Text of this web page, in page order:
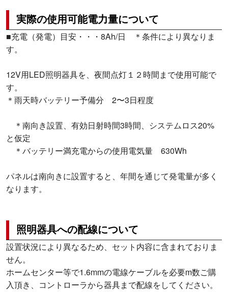
実際の使用可能電力量について
■充電（発電）目安・・・8Ah/日 ＊条件により異なりま
す。
12V用LED照明器具を、夜間点灯１２時間まで使用可能で
す。
＊雨天時バッテリー予備分 2〜3日程度
＊南向き設置、有効日射時間3時間、システムロス20%
と仮定
＊バッテリー満充電からの使用電気量 630Wh
パネルは南向きに設置すると、年間を通じて発電量が多く
なります。
照明器具への配線について
設置状況により異なるため、セット内容に含まれておりま
せん。
ホームセンター等で1.6mmの電線ケーブルを必要m数ご購
入頂き、コントローラから器具まで配線をしてください。